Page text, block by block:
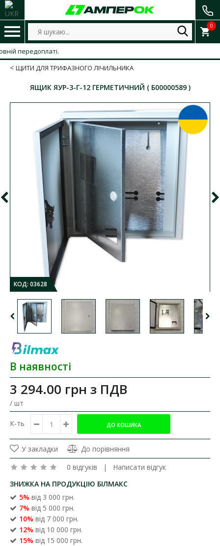
0
ЩИТИ ДЛЯ ТРИФАЗНОГО ЛІЧИЛЬНИКА
ЯЩИК ЯУР-3-Г-12 ГЕРМЕТИЧНИЙ ( Б00000589 )
КОД: 03628
В наявності
3 294.00 грн з ПДВ
/ шт
К-ть
У закладки
До порівняння
0 відгуків | Написати відгук
ЗНИЖКА НА ПРОДУКЦІЮ БІЛМАКС
5% від 3 000 грн.
7% від 5 000 грн.
10% від 7 000 грн.
12% від 10 000 грн.
15% від 15 000 грн.